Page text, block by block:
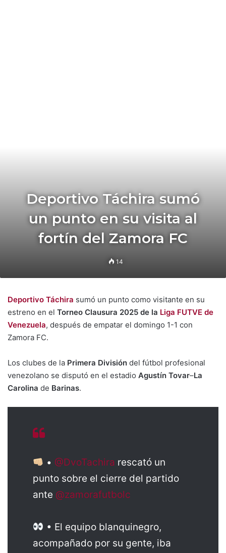
Deportivo Táchira sumó
un punto en su visita al
fortín del Zamora FC
14
Deportivo Táchira sumó un punto como visitante en su
estreno en el Torneo Clausura 2025 de la Liga FUTVE de
Venezuela, después de empatar el domingo 1-1 con
Zamora FC.
Los clubes de la Primera División del fútbol profesional
venezolano se disputó en el estadio Agustín Tovar–La
Carolina de Barinas.
• @DvoTachira rescató un
punto sobre el cierre del partido
ante @zamorafutbolc
• El equipo blanquinegro,
acompañado por su gente, iba